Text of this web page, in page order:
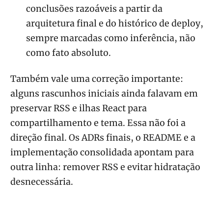
conclusões razoáveis a partir da
arquitetura final e do histórico de deploy,
sempre marcadas como inferência, não
como fato absoluto.
Também vale uma correção importante:
alguns rascunhos iniciais ainda falavam em
preservar RSS e ilhas React para
compartilhamento e tema. Essa não foi a
direção final. Os ADRs finais, o README e a
implementação consolidada apontam para
outra linha: remover RSS e evitar hidratação
desnecessária.